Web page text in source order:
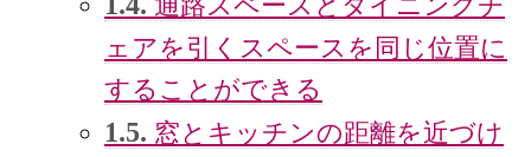
ェアを引くスペースを同じ位置に
することができる
1.5. 窓とキッチンの距離を近づけ